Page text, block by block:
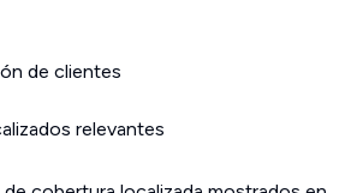
de clientes
relevantes